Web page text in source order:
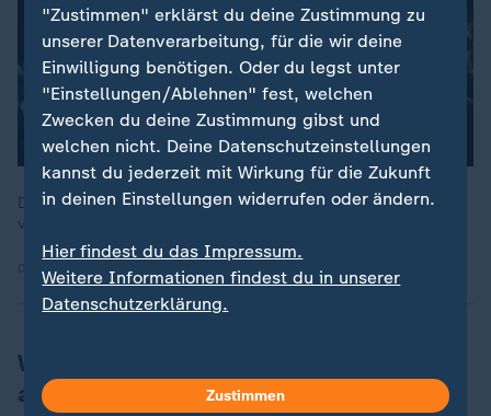
Der Grenzübergang Rafah, der den Gazastreifen und Ägypten
verbindet, ist wieder eingeschränkt geöffnet.
03.02.2026 | 0:20 min
WHO: Tausende warten im Gazastreifen
auf Hilfe
"Zustimmen" erklärst du deine Zustimmung zu
unserer Datenverarbeitung, für die wir deine
Einwilligung benötigen. Oder du legst unter
"Einstellungen/Ablehnen" fest, welchen
Zwecken du deine Zustimmung gibst und
welchen nicht. Deine Datenschutzeinstellungen
kannst du jederzeit mit Wirkung für die Zukunft
in deinen Einstellungen widerrufen oder ändern.
Hier findest du das Impressum.
Weitere Informationen findest du in unserer
Datenschutzerklärung.
Zustimmen